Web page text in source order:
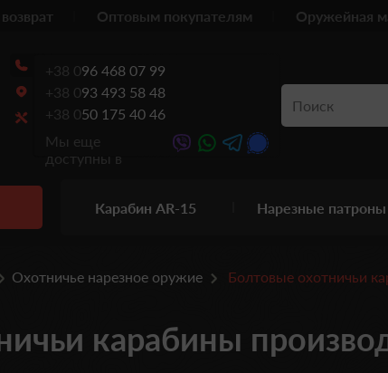
Оптовым покупателям Оружейная
+38 096 468 07 99
+38 093 493 58 48
+38 050 175 40 46
Мы еще
доступны в
Карабин AR-15 Нарезные патроны
Охотничье нарезное оружие Болтовые охотничьи
карабины